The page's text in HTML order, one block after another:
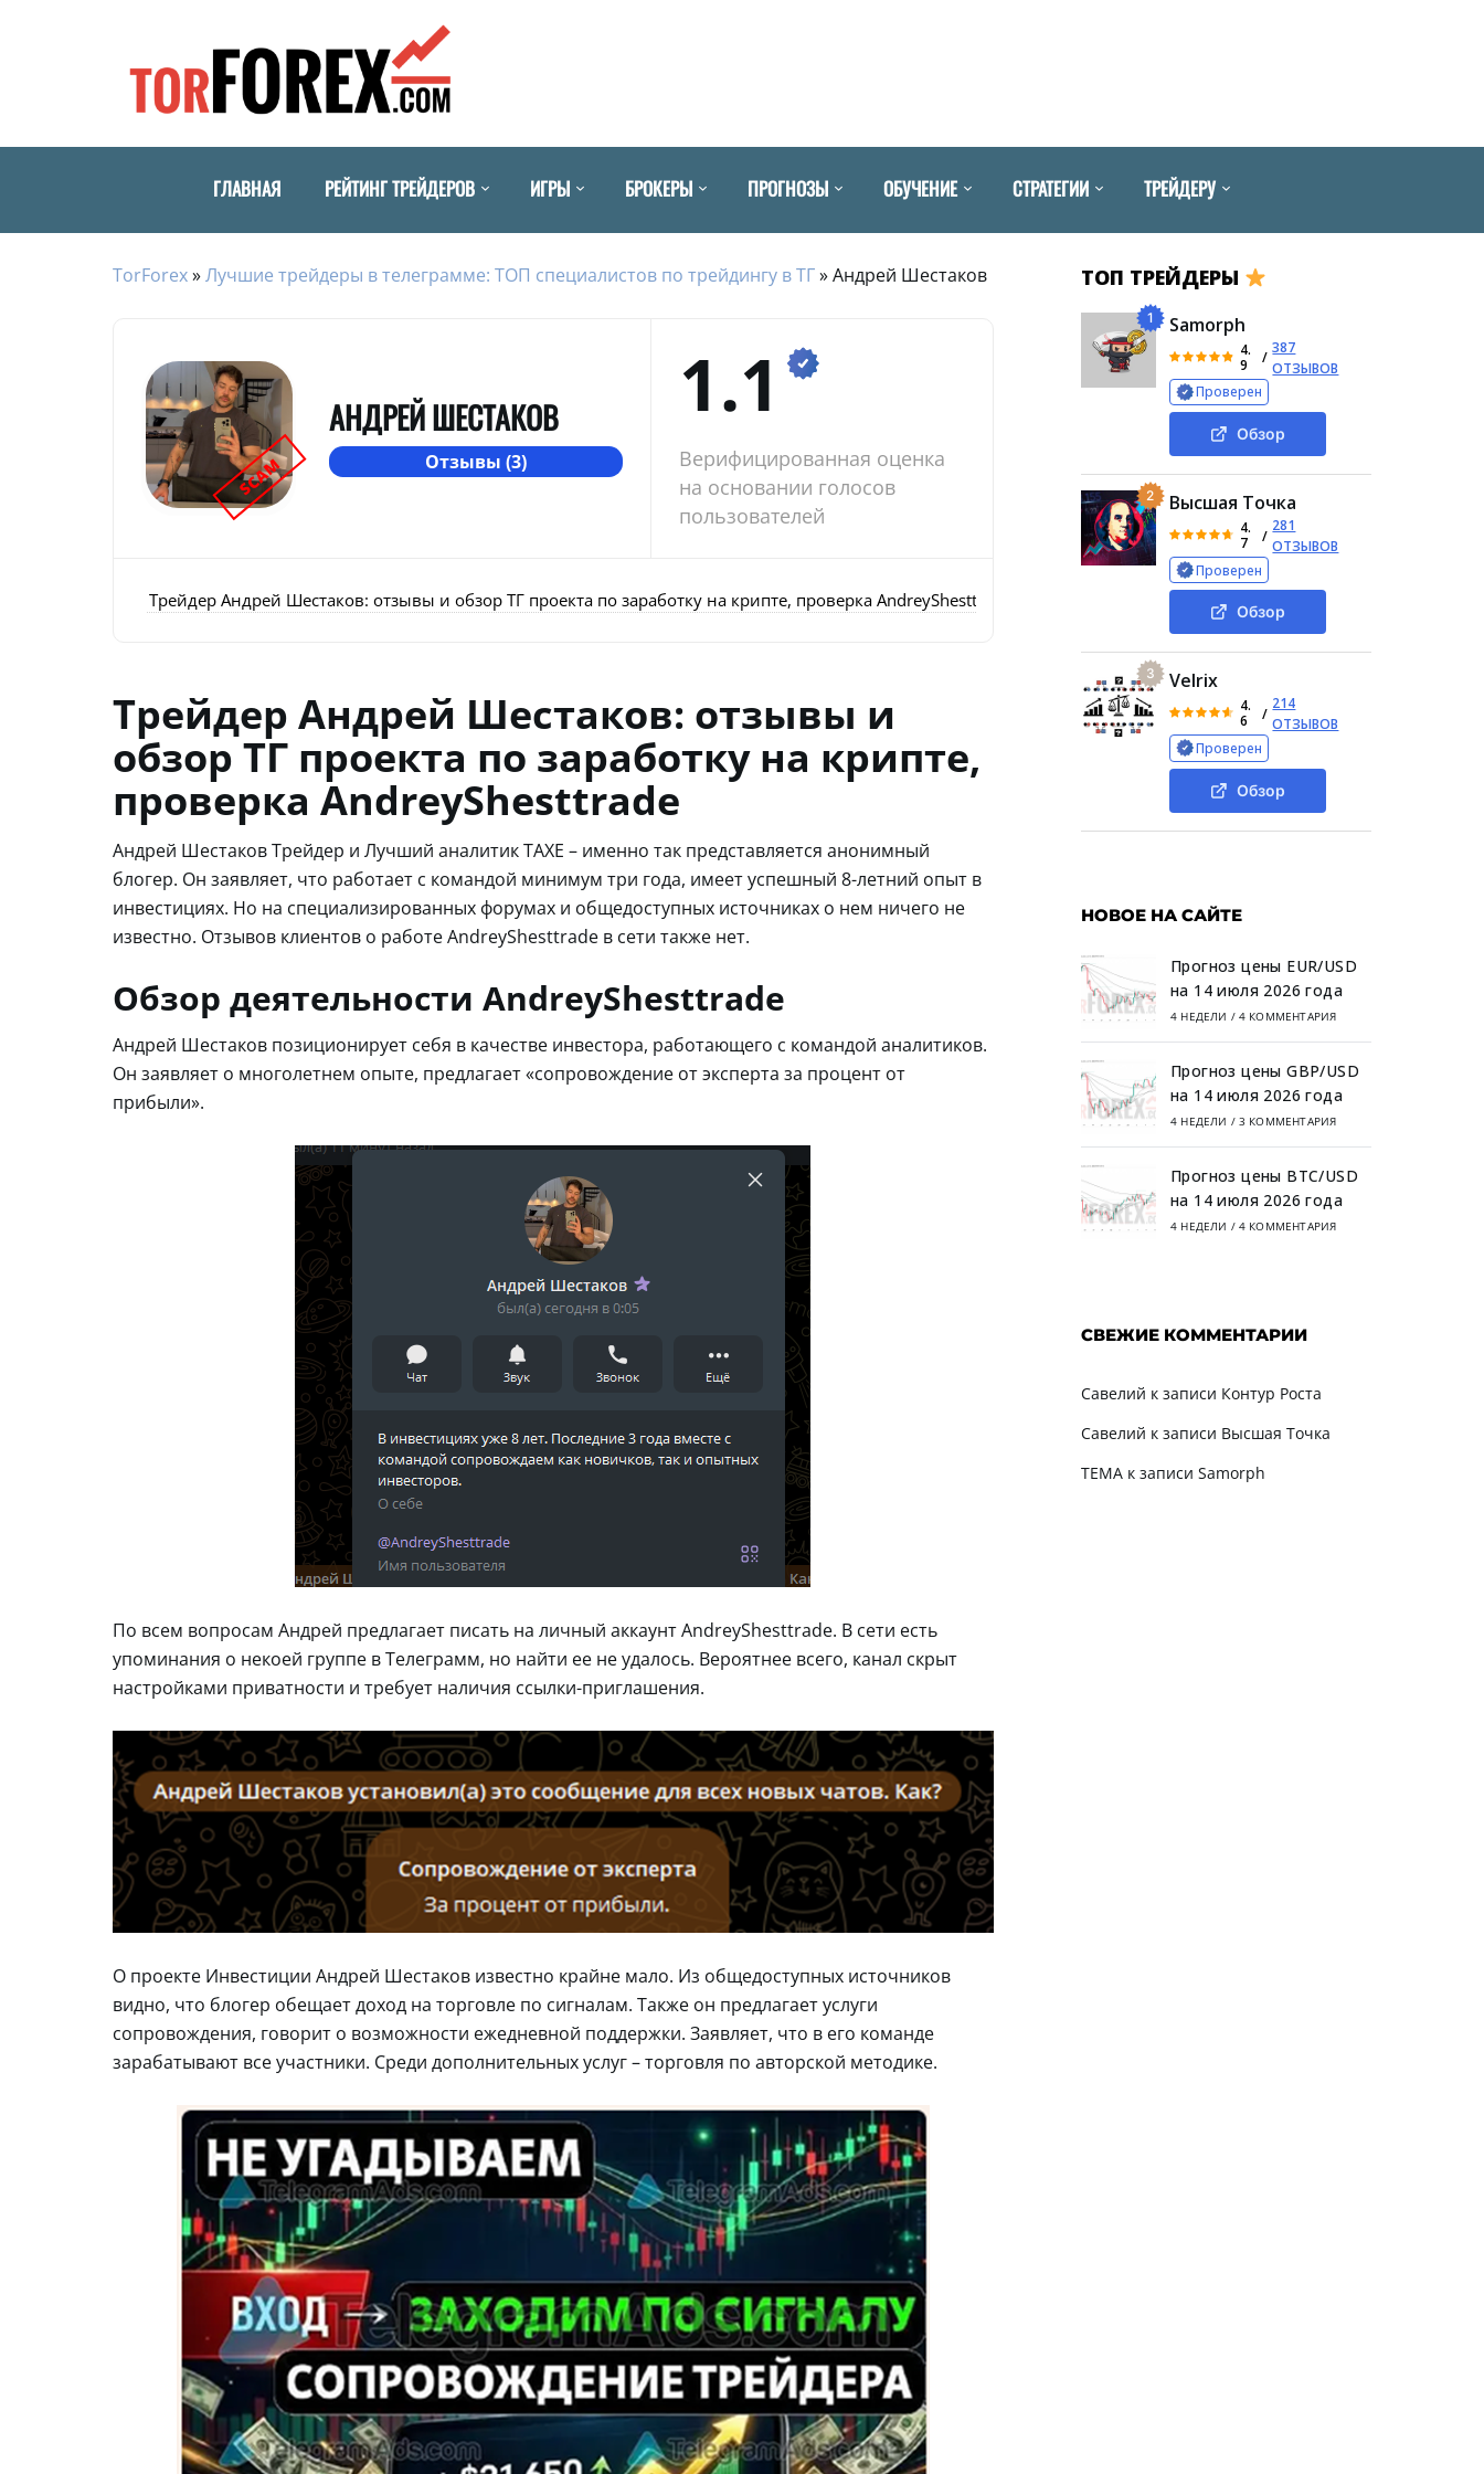
ГЛАВНАЯ РЕЙТИНГ ТРЕЙДЕРОВ ИГРЫ БРОКЕРЫ ПРОГНОЗЫ ОБУЧЕНИЕ СТРАТЕГИИ ТРЕЙДЕРУ
TorForex»Лучшие трейдеры в телеграмме: ТОП специалистов по трейдингу в ТГ»Андрей Шестаков
SCAM
АНДРЕЙ ШЕСТАКОВ
Отзывы (3)
1.1
Верифицированная оценка
на основании голосов
пользователей
Трейдер Андрей Шестаков: отзывы и обзор ТГ проекта по заработку на крипте, проверка AndreyShesttrade Обзор деятельности AndreyShesttrade
Трейдер Андрей Шестаков: отзывы и
обзор ТГ проекта по заработку на крипте,
проверка AndreyShesttrade
Андрей Шестаков Трейдер и Лучший аналитик TAXE – именно так представляется анонимный
блогер. Он заявляет, что работает с командой минимум три года, имеет успешный 8-летний опыт в
инвестициях. Но на специализированных форумах и общедоступных источниках о нем ничего не
известно. Отзывов клиентов о работе AndreyShesttrade в сети также нет.
Обзор деятельности AndreyShesttrade
Андрей Шестаков позиционирует себя в качестве инвестора, работающего с командой аналитиков.
Он заявляет о многолетнем опыте, предлагает «сопровождение от эксперта за процент от
прибыли».
По всем вопросам Андрей предлагает писать на личный аккаунт AndreyShesttrade. В сети есть
упоминания о некоей группе в Телеграмм, но найти ее не удалось. Вероятнее всего, канал скрыт
настройками приватности и требует наличия ссылки-приглашения.
О проекте Инвестиции Андрей Шестаков известно крайне мало. Из общедоступных источников
видно, что блогер обещает доход на торговле по сигналам. Также он предлагает услуги
сопровождения, говорит о возможности ежедневной поддержки. Заявляет, что в его команде
зарабатывают все участники. Среди дополнительных услуг – торговля по авторской методике.
ТОП ТРЕЙДЕРЫ
1 Samorph
4.
9
/
387
ОТЗЫВОВ
Проверен
Обзор
2 Высшая Точка
4.
7
/
281
ОТЗЫВОВ
Проверен
Обзор
3 Velrix
4.
6
/
214
ОТЗЫВОВ
Проверен
Обзор
НОВОЕ НА САЙТЕ
Прогноз цены EUR/USD
на 14 июля 2026 года
4 НЕДЕЛИ / 4 КОММЕНТАРИЯ
Прогноз цены GBP/USD
на 14 июля 2026 года
4 НЕДЕЛИ / 3 КОММЕНТАРИЯ
Прогноз цены BTC/USD
на 14 июля 2026 года
4 НЕДЕЛИ / 4 КОММЕНТАРИЯ
СВЕЖИЕ КОММЕНТАРИИ
Савелий к записи Контур Роста
Савелий к записи Высшая Точка
TEMAк записи Samorph